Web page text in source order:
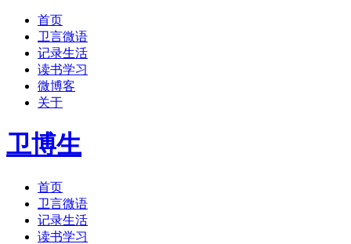
首页
卫言微语
记录生活
读书学习
微博客
关于
卫博生
首页
卫言微语
记录生活
读书学习